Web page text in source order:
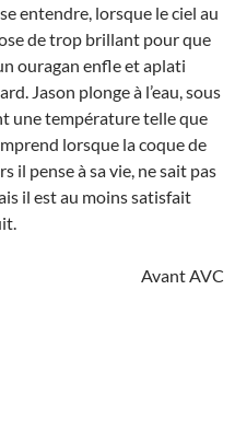
entendre, lorsque le ciel au
de trop brillant pour que
ouragan enfle et aplati
Jason plonge à l’eau, sous
une température telle que
lorsque la coque de
il pense à sa vie, ne sait pas
il est au moins satisfait
Avant AVC